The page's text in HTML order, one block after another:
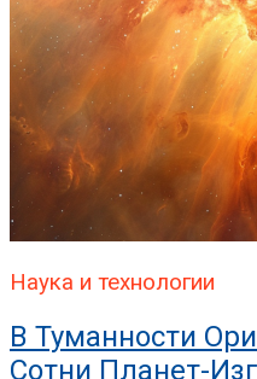
Наука и технологии
В Туманности
Сотни Планет-